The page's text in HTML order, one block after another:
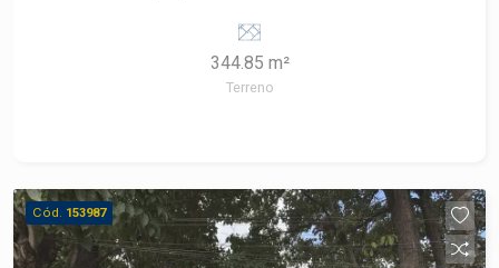
infantil com deck molhado, ideais para todas as
de areia (beach vôlei). -Áreas de Convivência: -
Brinquedoteca para crianças. -Playground, praças,
e praça de convivência para lazer ao ar livre. -
344.85 m²
Terreno
Cód. 153987